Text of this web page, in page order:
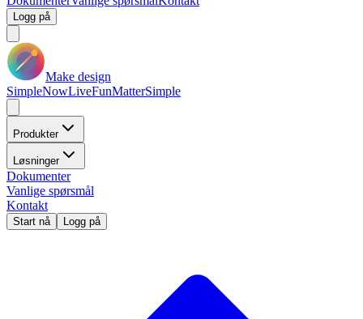
Logg på
Make design
SimpleNowLiveFunMatterSimple
Produkter
Løsninger
Dokumenter
Vanlige spørsmål
Kontakt
Start nå Logg på